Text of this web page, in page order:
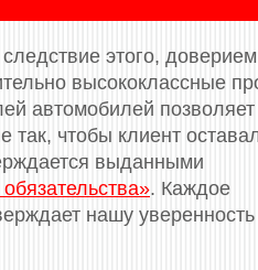
этого, доверием
высококлассные
автомобилей
так, чтобы клиент
выданными
. Каждое
нашу